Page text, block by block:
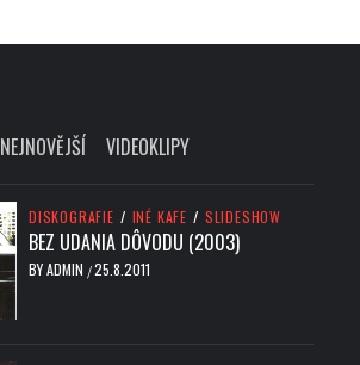
NEJNOVĚJŠÍ VIDEOKLIPY
DISKOGRAFIE / INÉ KAFE / SLIDESHOW
BEZ UDANIA DÔVODU (2003)
BYADMIN /25.8.2011